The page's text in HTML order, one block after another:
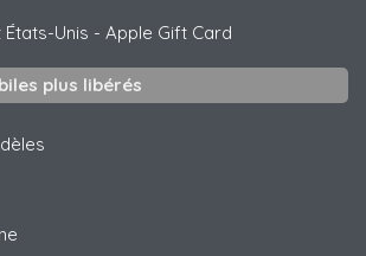
Unis - Apple Gift Card
plus libérés